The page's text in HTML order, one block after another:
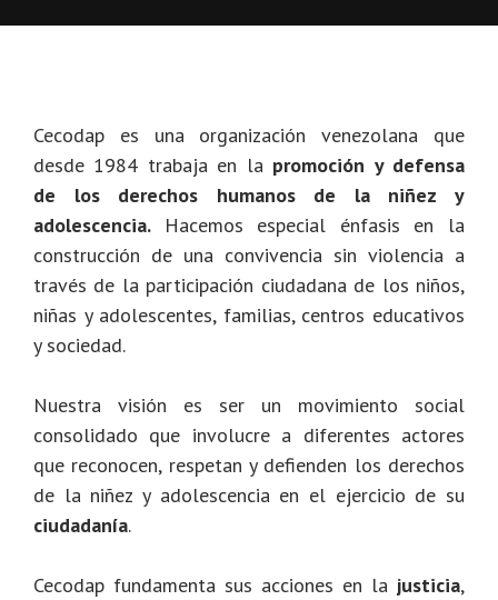
Cecodap es una organización venezolana que
desde 1984 trabaja en la promoción y defensa
de los derechos humanos de la niñez y
adolescencia.
Hacemos especial énfasis en la
construcción de una convivencia sin violencia a
través de la participación ciudadana de los niños,
niñas y adolescentes, familias, centros educativos
y sociedad.
Nuestra visión es ser un movimiento social
consolidado que involucre a diferentes actores
que reconocen, respetan y defienden los derechos
de la niñez y adolescencia en el ejercicio de su
ciudadanía.
Cecodap fundamenta sus acciones en la justicia,